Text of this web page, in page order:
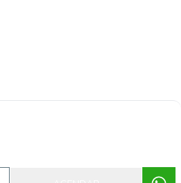
Loft